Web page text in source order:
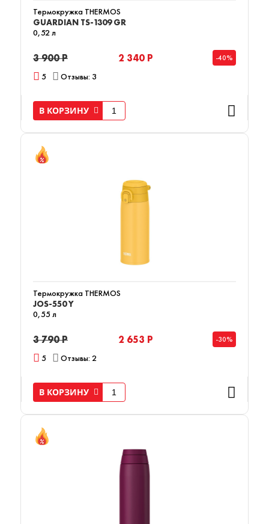
Термокружка THERMOS
GUARDIAN TS-1309 GR
0,52 л
3 900 Р 2 340 Р -40%
5 Отзывы: 3
В КОРЗИНУ
Термокружка THERMOS
JOS-550 Y
0,55 л
3 790 Р 2 653 Р -30%
5 Отзывы: 2
В КОРЗИНУ